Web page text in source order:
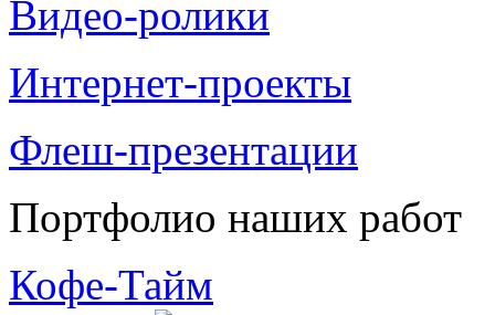
Видео-ролики
Интернет-проекты
Флеш-презентации
Портфолио наших работ
Кофе-Тайм